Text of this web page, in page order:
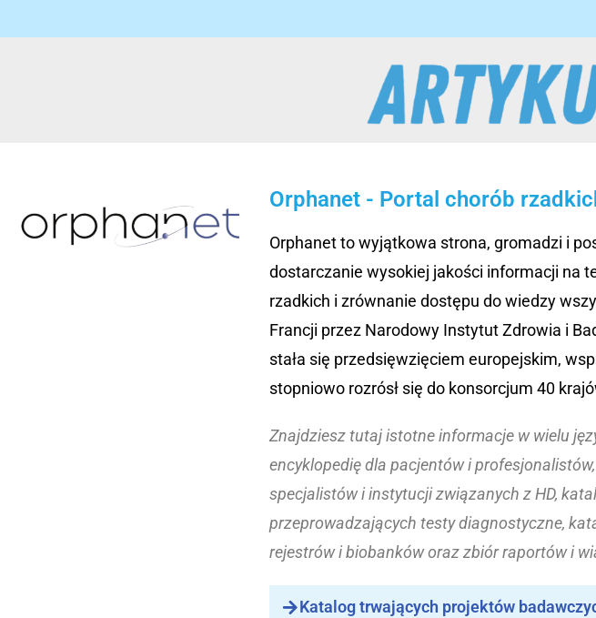
Orphanet - Portal chorób
Orphanet to wyjątkowa strona, gromadzi i
dostarczanie wysokiej jakości informacji na
rzadkich i zrównanie dostępu do wiedzy
Francji przez Narodowy Instytut Zdrowia i
stała się przedsięwzięciem europejskim,
stopniowo rozrósł się do konsorcjum 40
Znajdziesz tutaj istotne informacje w wielu
encyklopedię dla pacjentów i
specjalistów i instytucji związanych z HD,
przeprowadzających testy diagnostyczne,
rejestrów i biobanków oraz zbiór raportów i
Katalog trwających projektów